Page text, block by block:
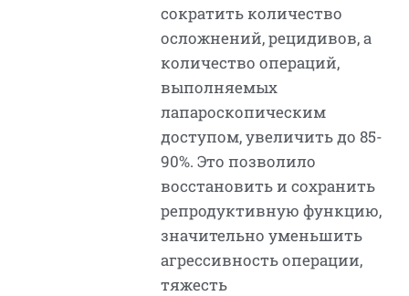
сократить количество
осложнений, рецидивов, а
количество операций,
выполняемых
лапароскопическим
доступом, увеличить до 85-
90%. Это позволило
восстановить и сохранить
репродуктивную функцию,
значительно уменьшить
агрессивность операции,
тяжесть